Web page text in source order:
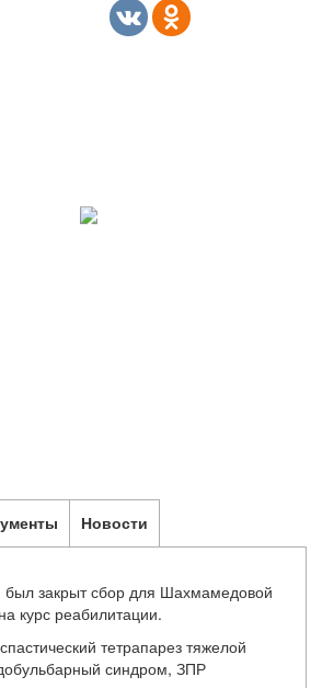
Новости
был закрыт сбор для Шахмамедовой
курс реабилитации.
тетрапарез тяжелой
синдром, ЗПР